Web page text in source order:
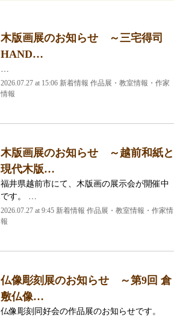
木版画展のお知らせ ～三宅得司
HAND…
2026.07.27 at 15:06 新着情報 作品展・教室情報・作家
情報
木版画展のお知らせ ～越前和紙と
現代木版…
福井県越前市にて、木版画の展示会が開催中
です。 …
2026.07.27 at 9:45 新着情報 作品展・教室情報・作家情
報
仏像彫刻展のお知らせ ～第9回 倉
敷仏像…
仏像彫刻同好会の作品展のお知らせです。